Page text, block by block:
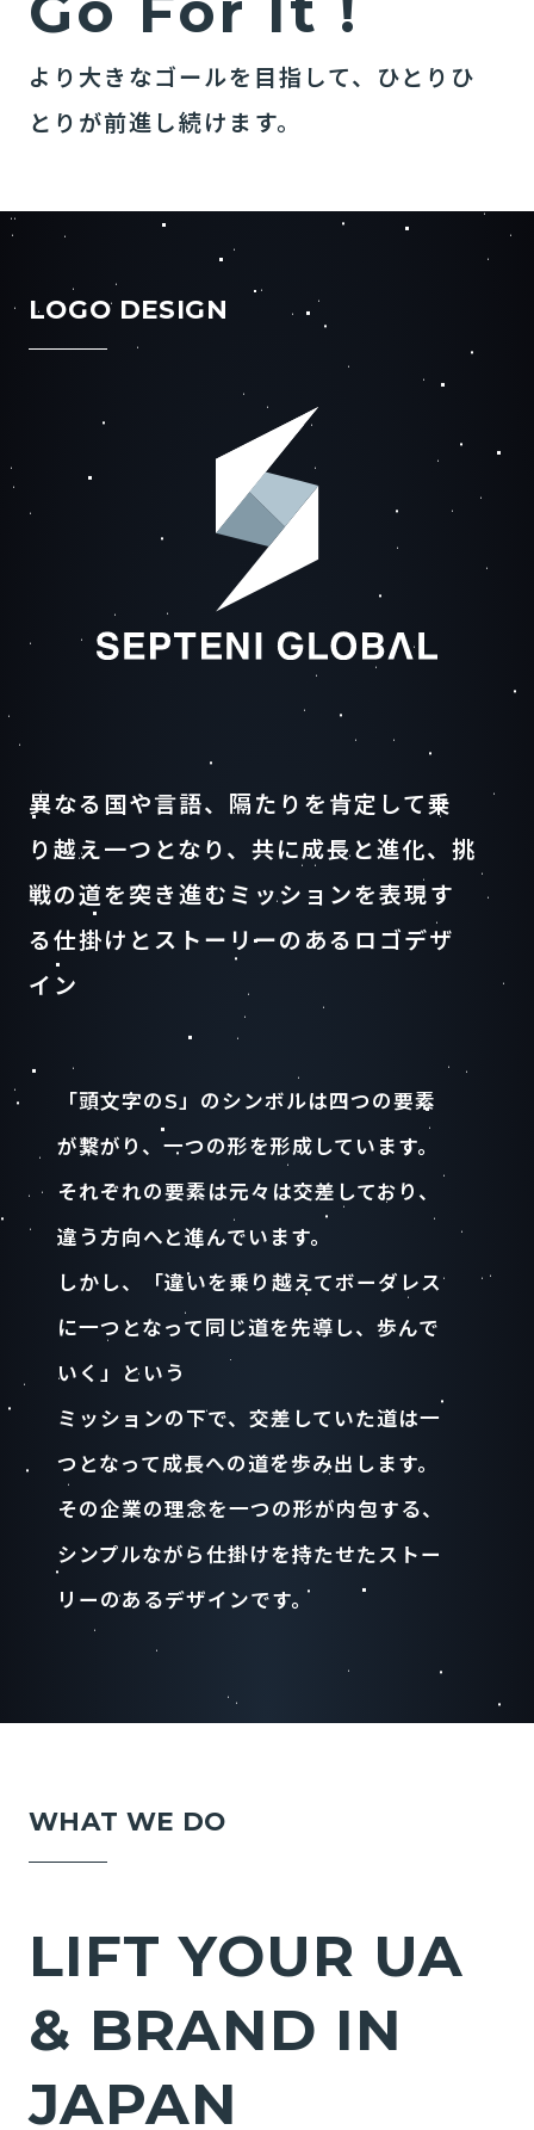
より大きなゴールを目指して、ひとりひ
とりが前進し続けます。
LOGO DESIGN
異なる国や言語、隔たりを肯定して乗
り越え一つとなり、 共に成長と進化、挑
戦の道を突き進むミッションを表現す
る仕掛けとストーリーのあるロゴデザ
イン
「頭文字のS」のシンボルは四つの要素
が繋がり、一つの形を形成しています。
それぞれの要素は元々は交差しており、
違う方向へと進んでいます。
しかし、「違いを乗り越えてボーダレス
に一つとなって同じ道を先導し、歩んで
いく」という
ミッションの下で、交差していた道は一
つとなって成長への道を歩み出します。
その企業の理念を一つの形が内包する、
シンプルながら仕掛けを持たせたストー
リーのあるデザインです。
WHAT WE DO
LIFT YOUR UA
& BRAND IN
JAPAN